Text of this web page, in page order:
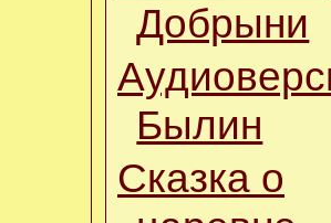
Добрыни
Былин
Сказка о